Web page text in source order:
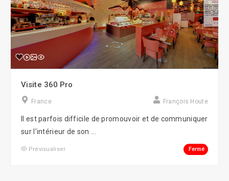
Visite 360 Pro
France François Houte
Il est parfois difficile de promouvoir et de communiquer
sur l’intérieur de son ...
Prévisualiser Fermé